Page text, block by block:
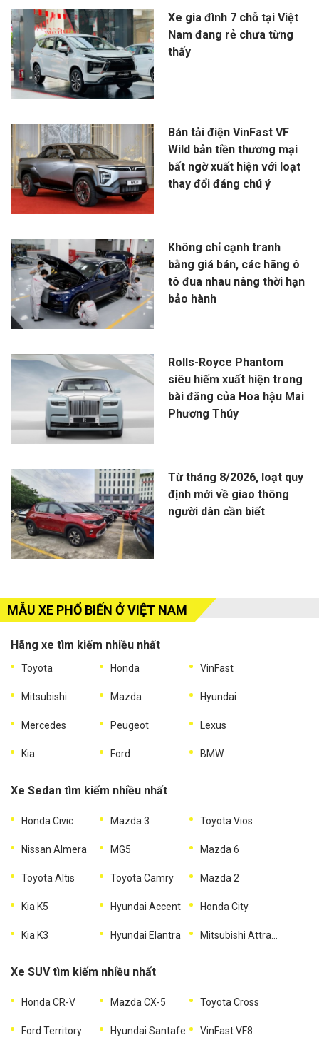
Xe gia đình 7 chỗ tại Việt
Nam đang rẻ chưa từng
thấy
Bán tải điện VinFast VF
Wild bản tiền thương mại
bất ngờ xuất hiện với loạt
thay đổi đáng chú ý
Không chỉ cạnh tranh
bằng giá bán, các hãng ô
tô đua nhau nâng thời hạn
bảo hành
Rolls-Royce Phantom
siêu hiếm xuất hiện trong
bài đăng của Hoa hậu Mai
Phương Thúy
Từ tháng 8/2026, loạt quy
định mới về giao thông
người dân cần biết
MẪU XE PHỔ BIẾN Ở VIỆT NAM
Hãng xe tìm kiếm nhiều nhất
Toyota Honda VinFast
Mitsubishi Mazda Hyundai
Mercedes Peugeot Lexus
Kia Ford BMW
Xe Sedan tìm kiếm nhiều nhất
Honda Civic Mazda 3 Toyota Vios
Nissan Almera MG5 Mazda 6
Toyota Altis Toyota Camry Mazda 2
Kia K5 Hyundai Accent Honda City
Kia K3 Hyundai Elantra Mitsubishi Attrage
Xe SUV tìm kiếm nhiều nhất
Honda CR-V Mazda CX-5 Toyota Cross
Ford Territory Hyundai Santafe VinFast VF8